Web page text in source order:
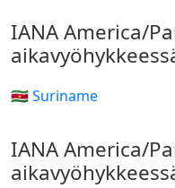
IANA America/
🇸🇷 Suriname
IANA America/